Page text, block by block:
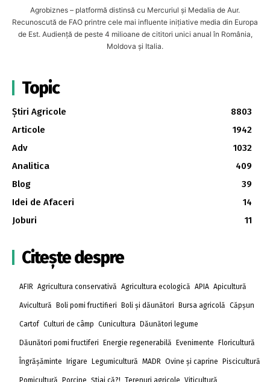
Agrobiznes – platformă distinsă cu Mercuriul și Medalia de Aur.
Recunoscută de FAO printre cele mai influente inițiative media din Europa
de Est. Audiență de peste 4 milioane de cititori unici anual în România,
Moldova și Italia.
Topic
Știri Agricole
8803
Articole
1942
Adv
1032
Analitica
409
Blog
39
Idei de Afaceri
14
Joburi
11
Citește despre
AFIR Agricultura conservativă Agricultura ecologică APIA Apicultură
Avicultură Boli pomi fructifieri Boli și dăunători Bursa agricolă Căpșun
Cartof Culturi de câmp Cunicultura Dăunători legume
Dăunători pomi fructiferi Energie regenerabilă Evenimente Floricultură
Îngrășăminte Irigare Legumicultură MADR Ovine și caprine Piscicultură
Pomicultură Porcine Știai că?! Terenuri agricole Viticultură